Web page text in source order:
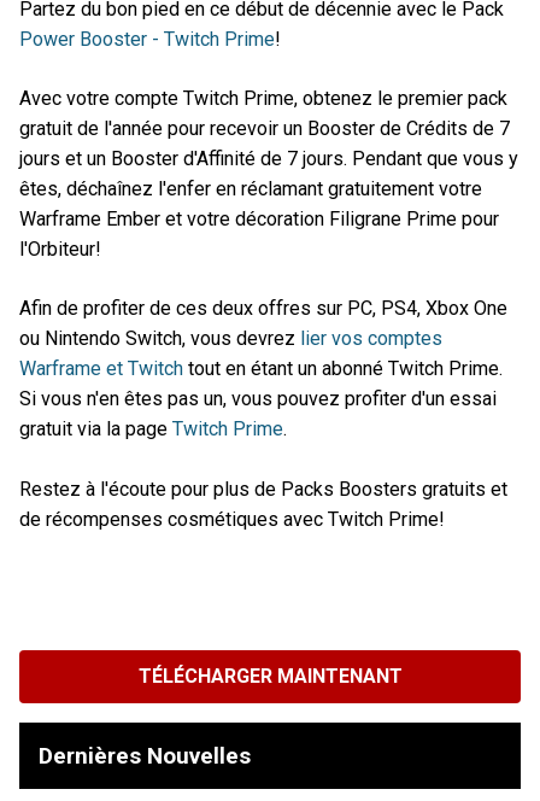
Partez du bon pied en ce début de décennie avec le Pack
Power Booster - Twitch Prime!
Avec votre compte Twitch Prime, obtenez le premier pack
gratuit de l'année pour recevoir un Booster de Crédits de 7
jours et un Booster d'Affinité de 7 jours. Pendant que vous y
êtes, déchaînez l'enfer en réclamant gratuitement votre
Warframe Ember et votre décoration Filigrane Prime pour
l'Orbiteur!
Afin de profiter de ces deux offres sur PC, PS4, Xbox One
ou Nintendo Switch, vous devrez lier vos comptes
Warframe et Twitch tout en étant un abonné Twitch Prime.
Si vous n'en êtes pas un, vous pouvez profiter d'un essai
gratuit via la page Twitch Prime.
Restez à l'écoute pour plus de Packs Boosters gratuits et
de récompenses cosmétiques avec Twitch Prime!
TÉLÉCHARGER MAINTENANT
Dernières Nouvelles